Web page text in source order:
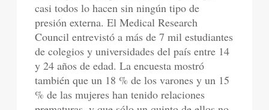
casi todos lo hacen sin ningún tipo de
presión externa. El Medical Research
Council entrevistó a más de 7 mil estudiantes
de colegios y universidades del país entre 14
y 24 años de edad. La encuesta mostró
también que un 18 % de los varones y un 15
% de las mujeres han tenido relaciones